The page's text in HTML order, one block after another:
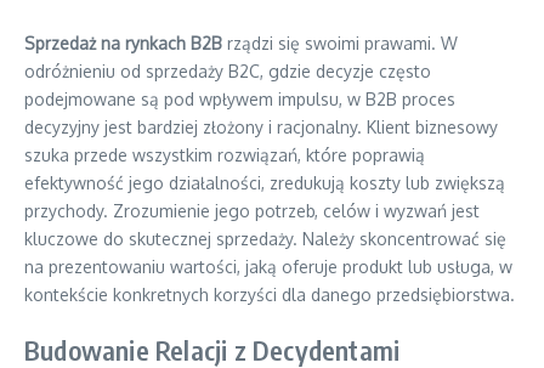
Sprzedaż na rynkach B2B rządzi się swoimi prawami. W
odróżnieniu od sprzedaży B2C, gdzie decyzje często
podejmowane są pod wpływem impulsu, w B2B proces
decyzyjny jest bardziej złożony i racjonalny. Klient biznesowy
szuka przede wszystkim rozwiązań, które poprawią
efektywność jego działalności, zredukują koszty lub zwiększą
przychody. Zrozumienie jego potrzeb, celów i wyzwań jest
kluczowe do skutecznej sprzedaży. Należy skoncentrować się
na prezentowaniu wartości, jaką oferuje produkt lub usługa, w
kontekście konkretnych korzyści dla danego przedsiębiorstwa.
Budowanie Relacji z Decydentami